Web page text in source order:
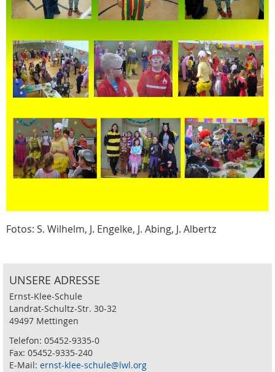
Fotos: S. Wilhelm, J. Engelke, J. Abing, J. Albertz
UNSERE ADRESSE
Ernst-Klee-Schule
Landrat-Schultz-Str. 30-32
49497 Mettingen
Telefon: 05452-9335-0
Fax: 05452-9335-240
E-Mail: ernst-klee-schule@lwl.org